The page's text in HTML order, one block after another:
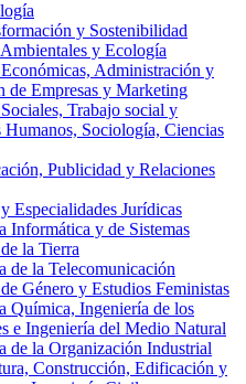
y Sostenibilidad
y Ecología
Administración y
de Empresas y Marketing
Trabajo social y
Humanos, Sociología, Ciencias
Publicidad y Relaciones
Especialidades Jurídicas
Informática y de Sistemas
la Tierra
de la Telecomunicación
Género y Estudios Feministas
Química, Ingeniería de los
e Ingeniería del Medio Natural
de la Organización Industrial
Construcción, Edificación y